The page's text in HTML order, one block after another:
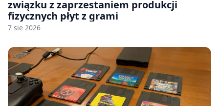
związku z zaprzestaniem produkcji
fizycznych płyt z grami
7 sie 2026